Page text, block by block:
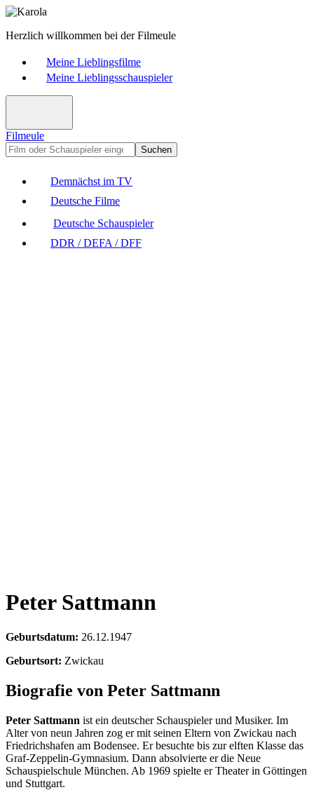
Herzlich willkommen bei der Filmeule
Meine Lieblingsfilme
Meine Lieblingsschauspieler
Filmeule
Suchen
Demnächst im TV
Deutsche Filme
Deutsche Schauspieler
DDR / DEFA / DFF
Peter Sattmann
Geburtsdatum: 26.12.1947
Geburtsort: Zwickau
Biografie von Peter Sattmann
Peter Sattmann ist ein deutscher Schauspieler und Musiker. Im
Alter von neun Jahren zog er mit seinen Eltern von Zwickau nach
Friedrichshafen am Bodensee. Er besuchte bis zur elften Klasse das
Graf-Zeppelin-Gymnasium. Dann absolvierte er die Neue
Schauspielschule München. Ab 1969 spielte er Theater in Göttingen
und Stuttgart.